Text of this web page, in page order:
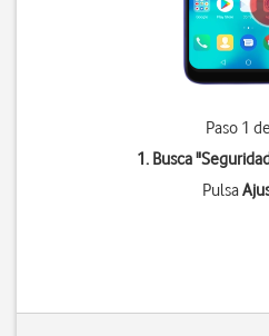
Paso 1
1. Busca "
Pulsa